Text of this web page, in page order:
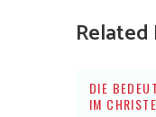
Related
DIE
IM